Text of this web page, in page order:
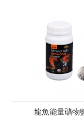
龍魚能量礦物